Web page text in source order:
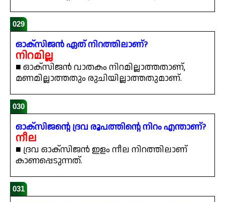
029
ഓക്സിജൻ ഏത് നിറത്തിലാണ്?
നിറമില്ല
■ ഓക്സിജൻ വാതകം നിറമില്ലാത്തതാണ്,
മണമില്ലാത്തതും രുചിയില്ലാത്തതുമാണ്.
030
ഓക്സിജന്റെ ദ്രവ രൂപത്തിന്റെ നിറം എന്താണ്?
നീല
■ ദ്രവ ഓക്സിജൻ ഇളം നീല നിറത്തിലാണ്
കാണപ്പെടുന്നത്.
031